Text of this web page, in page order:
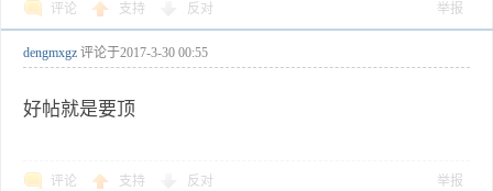
评论 支持 反对 举报
dengmxgz 评论于2017-3-30 00:55
好帖就是要顶
评论 支持 反对 举报